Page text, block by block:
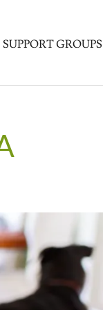
SUPPORT GROUPS